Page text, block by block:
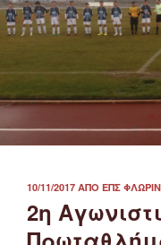
ΔΗΜΟΣΙΕΎΤΗΚΕ
ΣΤΙΣ
10/11/2017 ΑΠΌ ΕΠΣ
2η